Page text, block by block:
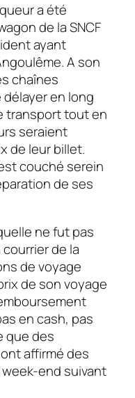
a été
de la SNCF
ayant
A son
chaînes
en long
transport tout en
seraient
de leur billet.
couché serein
de ses
ne fut pas
de la
de voyage
de son voyage
en cash, pas
que des
affirmé des
end suivant